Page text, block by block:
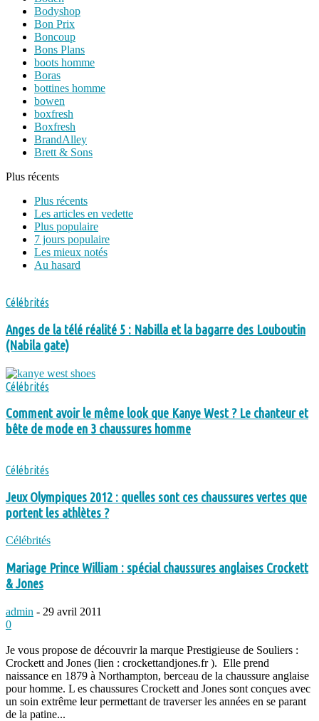
Bodyshop
Bon Prix
Boncoup
Bons Plans
boots homme
Boras
bottines homme
bowen
boxfresh
Boxfresh
BrandAlley
Brett & Sons
Plus récents
Plus récents
Les articles en vedette
Plus populaire
7 jours populaire
Les mieux notés
Au hasard
Célébrités
Anges de la télé réalité 5 : Nabilla et la bagarre des Louboutin
(Nabila gate)
Célébrités
Comment avoir le même look que Kanye West ? Le chanteur et
bête de mode en 3 chaussures homme
Célébrités
Jeux Olympiques 2012 : quelles sont ces chaussures vertes que
portent les athlètes ?
Célébrités
Mariage Prince William : spécial chaussures anglaises Crockett
& Jones
admin - 29 avril 2011
0
Je vous propose de découvrir la marque Prestigieuse de Souliers :
Crockett and Jones (lien : crockettandjones.fr ). Elle prend
naissance en 1879 à Northampton, berceau de la chaussure anglaise
pour homme. L es chaussures Crockett and Jones sont conçues avec
un soin extrême leur permettant de traverser les années en se parant
de la patine...